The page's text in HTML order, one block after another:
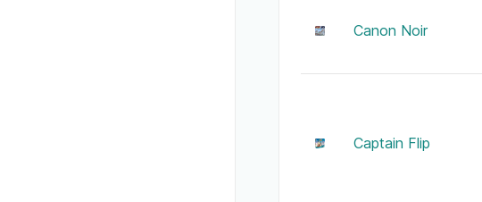
Canon Noir
Captain Flip